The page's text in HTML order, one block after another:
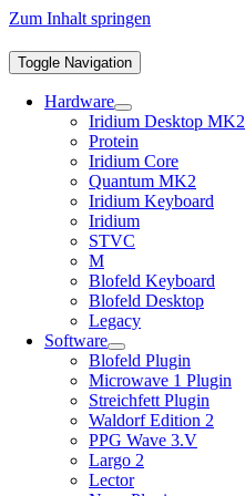
Zum Inhalt springen
Toggle Navigation
Hardware
Iridium Desktop MK2
Protein
Iridium Core
Quantum MK2
Iridium Keyboard
Iridium
STVC
M
Blofeld Keyboard
Blofeld Desktop
Legacy
Software
Blofeld Plugin
Microwave 1 Plugin
Streichfett Plugin
Waldorf Edition 2
PPG Wave 3.V
Largo 2
Lector